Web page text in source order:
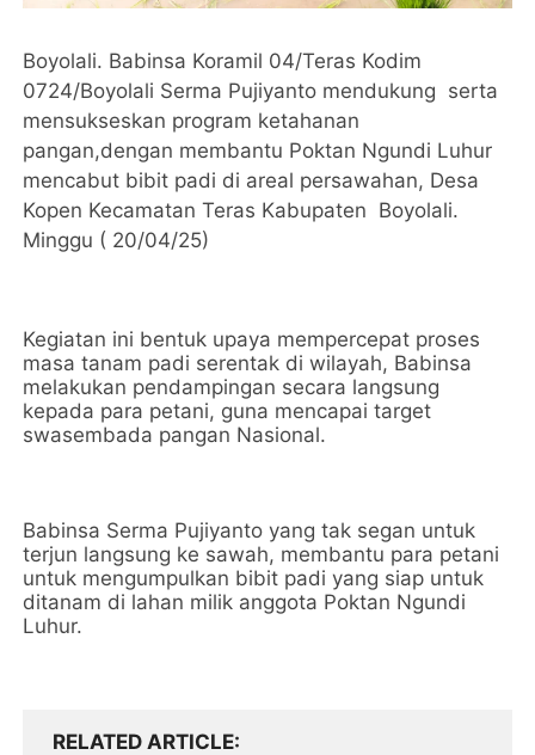
Boyolali. Babinsa Koramil 04/Teras Kodim
0724/Boyolali Serma Pujiyanto mendukung serta
mensukseskan program ketahanan
pangan,dengan membantu Poktan Ngundi Luhur
mencabut bibit padi di areal persawahan, Desa
Kopen Kecamatan Teras Kabupaten Boyolali.
Minggu ( 20/04/25)
Kegiatan ini bentuk upaya mempercepat proses
masa tanam padi serentak di wilayah, Babinsa
melakukan pendampingan secara langsung
kepada para petani, guna mencapai target
swasembada pangan Nasional.
Babinsa Serma Pujiyanto yang tak segan untuk
terjun langsung ke sawah, membantu para petani
untuk mengumpulkan bibit padi yang siap untuk
ditanam di lahan milik anggota Poktan Ngundi
Luhur.
RELATED ARTICLE